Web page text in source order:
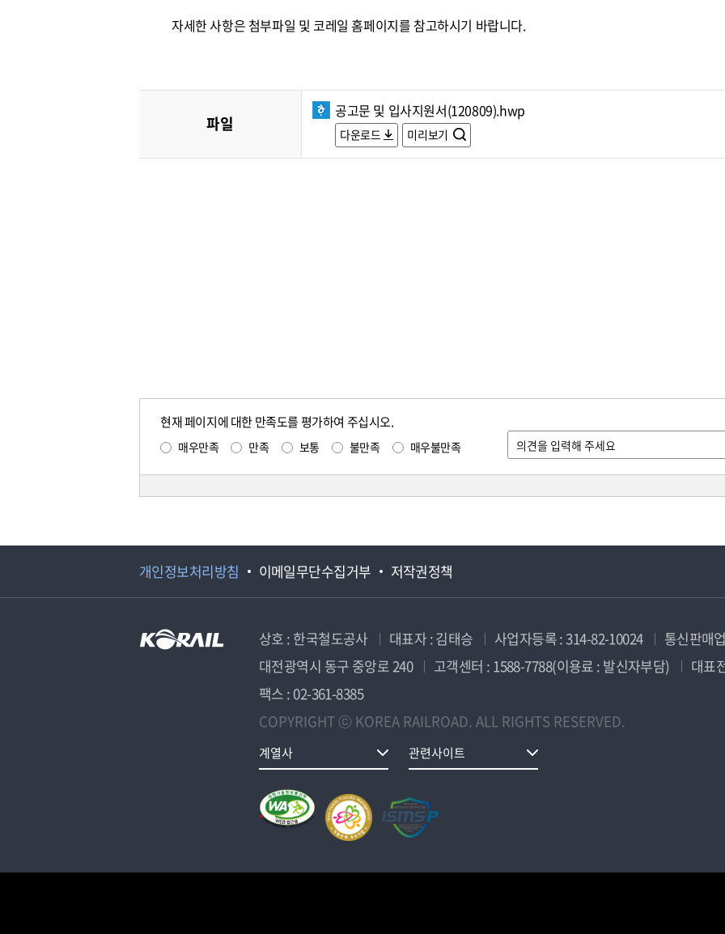
자세한 사항은 첨부파일 및 코레일 홈페이지를 참고하시기 바랍니다.
파일
공고문 및 입사지원서(120809).hwp
다운로드 미리보기
현재 페이지에 대한 만족도를 평가하여 주십시오.
매우만족 만족 보통 불만족 매우불만족
개인정보처리방침 이메일무단수집거부 저작권정책
상호 : 한국철도공사 대표자 : 김태승 사업자등록 : 314-82-10024
통신판매
대전광역시 동구 중앙로 240
고객센터 : 1588-7788(이용료 : 발신자부담)
대표
팩스 : 02-361-8385
COPYRIGHT ⓒ KOREA RAILROAD. ALL RIGHTS RESERVED.
계열사 관련사이트